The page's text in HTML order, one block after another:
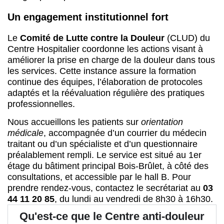
Un engagement institutionnel fort
Le Comité de Lutte contre la Douleur (CLUD) du
Centre Hospitalier coordonne les actions visant à
améliorer la prise en charge de la douleur dans tous
les services. Cette instance assure la formation
continue des équipes, l’élaboration de protocoles
adaptés et la réévaluation régulière des pratiques
professionnelles.
Nous accueillons les patients sur orientation
médicale, accompagnée d’un courrier du médecin
traitant ou d’un spécialiste et d’un questionnaire
préalablement rempli. Le service est situé au 1er
étage du bâtiment principal Bois-Brûlet, à côté des
consultations, et accessible par le hall B. Pour
prendre rendez-vous, contactez le secrétariat au 03
44 11 20 85, du lundi au vendredi de 8h30 à 16h30.
Qu'est-ce que le Centre anti-douleur